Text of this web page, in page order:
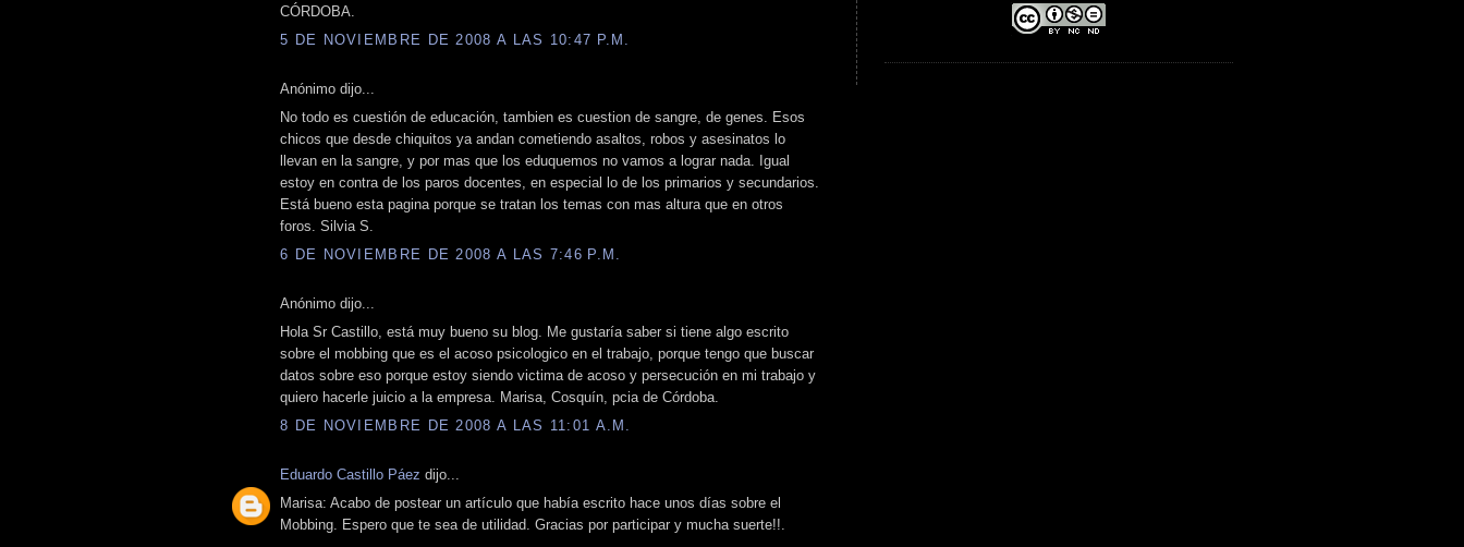
CÓRDOBA.
5 DE NOVIEMBRE DE 2008 A LAS 10:47 P.M.
Anónimo dijo...
No todo es cuestión de educación, tambien es cuestion de sangre, de genes. Esos
chicos que desde chiquitos ya andan cometiendo asaltos, robos y asesinatos lo
llevan en la sangre, y por mas que los eduquemos no vamos a lograr nada. Igual
estoy en contra de los paros docentes, en especial lo de los primarios y secundarios.
Está bueno esta pagina porque se tratan los temas con mas altura que en otros
foros. Silvia S.
6 DE NOVIEMBRE DE 2008 A LAS 7:46 P.M.
Anónimo dijo...
Hola Sr Castillo, está muy bueno su blog. Me gustaría saber si tiene algo escrito
sobre el mobbing que es el acoso psicologico en el trabajo, porque tengo que buscar
datos sobre eso porque estoy siendo victima de acoso y persecución en mi trabajo y
quiero hacerle juicio a la empresa. Marisa, Cosquín, pcia de Córdoba.
8 DE NOVIEMBRE DE 2008 A LAS 11:01 A.M.
Eduardo Castillo Páez dijo...
Marisa: Acabo de postear un artículo que había escrito hace unos días sobre el
Mobbing. Espero que te sea de utilidad. Gracias por participar y mucha suerte!!.